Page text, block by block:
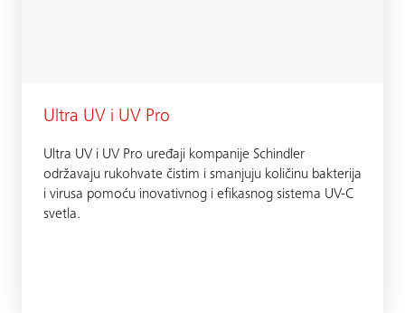
Ultra UV i UV Pro
Ultra UV i UV Pro uređaji kompanije Schindler
održavaju rukohvate čistim i smanjuju količinu bakterija
i virusa pomoću inovativnog i efikasnog sistema UV-C
svetla.